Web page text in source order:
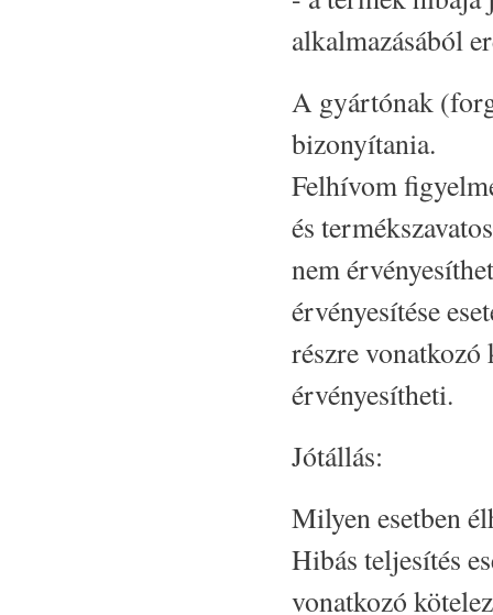
alkalmazásából
A gyártónak
bizonyítania.
Felhívom
és
nem
érvényesítése
részre vonatkozó
érvényesítheti.
Jótállás:
Milyen esetben
Hibás teljesítés
vonatkozó